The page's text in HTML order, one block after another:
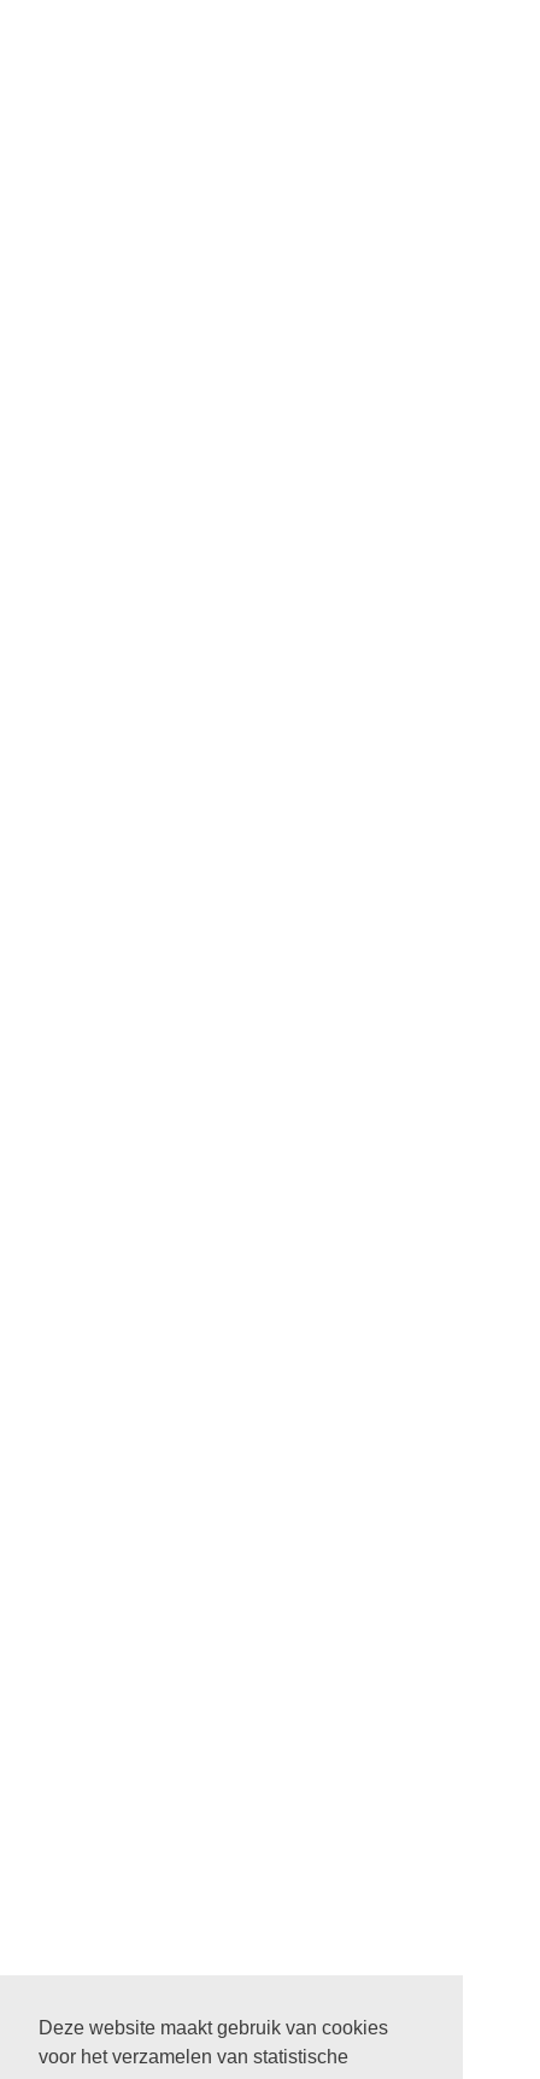
Deze website maakt gebruik van cookies
voor het verzamelen van statistische